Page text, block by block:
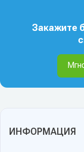
ИНФОРМАЦИЯ
Закажите